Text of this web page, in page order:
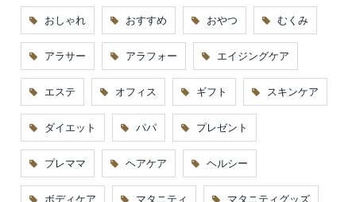
おしゃれ おすすめ おやつ むくみ
アラサー アラフォー エイジングケア
エステ オフィス ギフト スキンケア
ダイエット パパ プレゼント
プレママ ヘアケア ヘルシー
ボディケア マタニティ マタニティグッズ